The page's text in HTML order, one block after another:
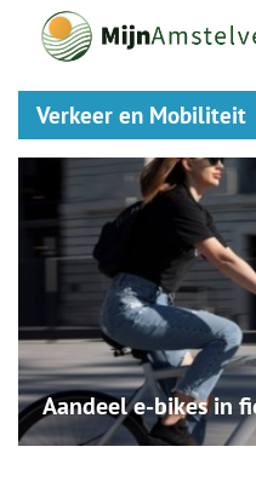
Verkeer en Mobiliteit
Aandeel e-bikes in